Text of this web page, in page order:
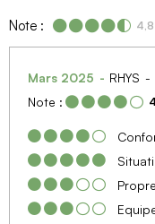
Note : 4,8
Mars 2025 RHYS
Note :
4